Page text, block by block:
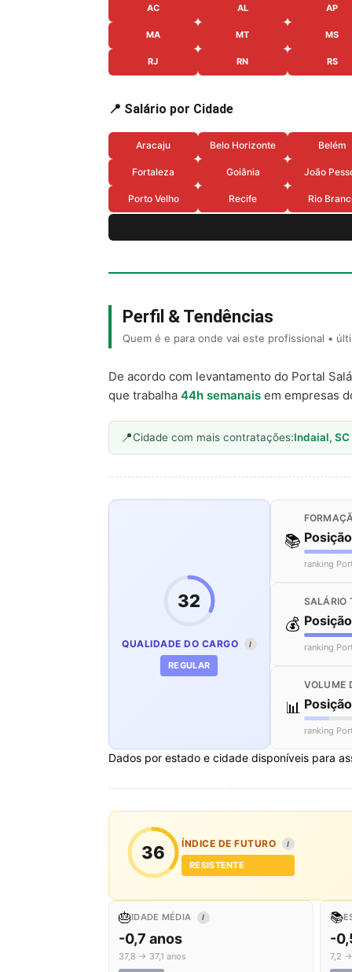
AC AL AP
MA MT MS
RJ RN RS
📍 Salário por Cidade
Aracaju Belo Horizonte Belém
Fortaleza Goiânia João
Porto Velho Recife Rio
Perfil & Tendências
Quem é e para onde vai este profissional •
De acordo com levantamento do Portal
que trabalha 44h semanais em empresas
Cidade com mais contratações:Indaial, SC
32
QUALIDADE DO CARGO I
REGULAR
📚
ranking
💰
SALÁRIO
ranking
📊
VOLUME
ranking
Dados por estado e cidade disponíveis para
36 ÍNDICE DE FUTURO I
RESISTENTE
🎂IDADE MÉDIA I
-0,7 anos
37,8 → 37,1 anos
📚
-
7,2